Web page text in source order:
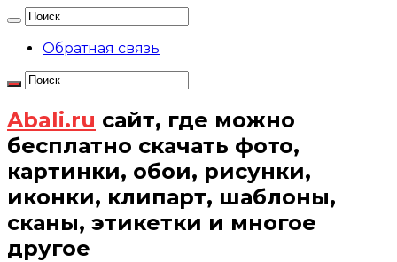
Обратная связь
Abali.ru сайт, где можно
бесплатно скачать фото,
картинки, обои, рисунки,
иконки, клипарт, шаблоны,
сканы, этикетки и многое
другое